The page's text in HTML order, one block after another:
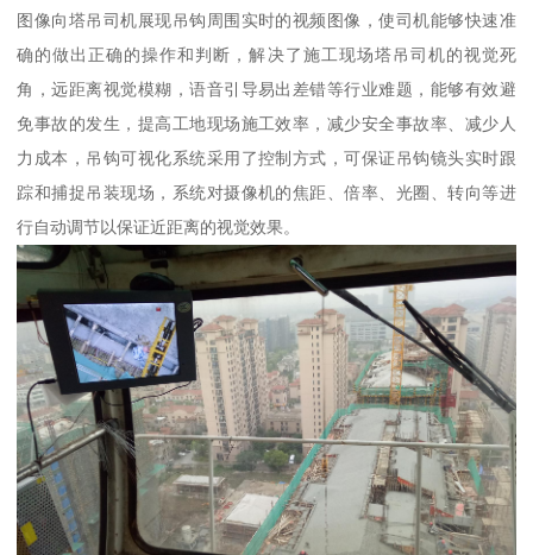
图像向塔吊司机展现吊钩周围实时的视频图像，使司机能够快速准
确的做出正确的操作和判断，解决了施工现场塔吊司机的视觉死
角，远距离视觉模糊，语音引导易出差错等行业难题，能够有效避
免事故的发生，提高工地现场施工效率，减少安全事故率、减少人
力成本，吊钩可视化系统采用了控制方式，可保证吊钩镜头实时跟
踪和捕捉吊装现场，系统对摄像机的焦距、倍率、光圈、转向等进
行自动调节以保证近距离的视觉效果。